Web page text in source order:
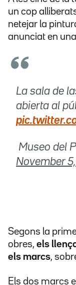
un cop
netejar la
anunciat en
La sala de
abierta al
 Museo
November
Segons la
obres, els
els marcs,
Els dos marcs